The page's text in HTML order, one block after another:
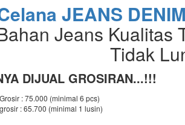
JEANS
Jeans Kualitas
Tidak
DIJUAL GROSIRAN...!!!
: 75.000 (minimal 6 pcs)
: 65.700 (minimal 1 lusin)